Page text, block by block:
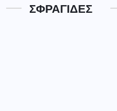
ΣΦΡΑΓΙΔΕΣ